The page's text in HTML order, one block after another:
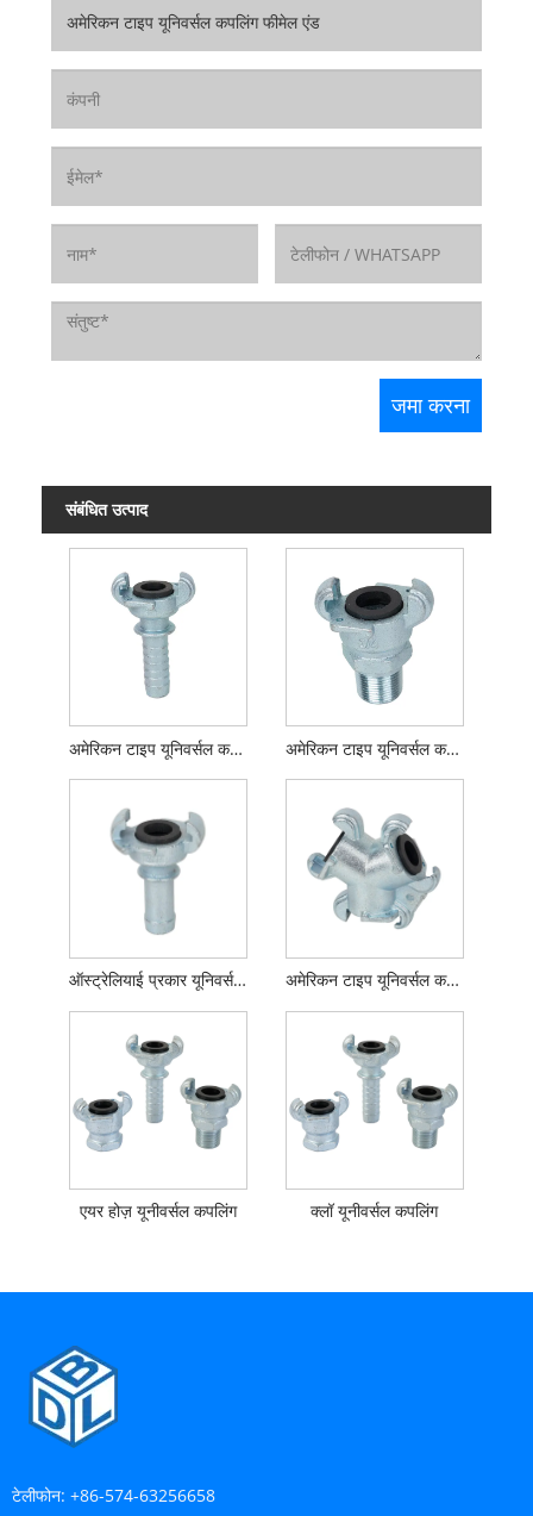
संबंधित उत्पाद
अमेरिकन टाइप यूनिवर्सल कपलिंग होज़ एंड अमेरिकन टाइप यूनिवर्सल कपलिंग मेल एंड
ऑस्ट्रेलियाई प्रकार यूनिवर्सल युग्मन अमेरिकन टाइप यूनिवर्सल कपलिंग 3-वे कनेक्टर
एयर होज़ यूनीवर्सल कपलिंग क्लॉ यूनीवर्सल कपलिंग
टेलीफोन: +86-574-63256658